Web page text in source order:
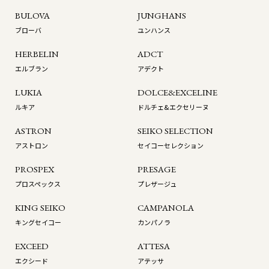
BULOVA
ブローバ
JUNGHANS
ユンハンス
HERBELIN
エルブラン
ADCT
アデクト
LUKIA
ルキア
DOLCE&EXCELINE
ドルチェ&エクセリーヌ
ASTRON
アストロン
SEIKO SELECTION
セイコーセレクション
PROSPEX
プロスペックス
PRESAGE
プレザージュ
KING SEIKO
キングセイコー
CAMPANOLA
カンパノラ
EXCEED
エクシード
ATTESA
アテッサ